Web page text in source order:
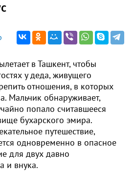
в Ташкент, чтобы
у деда, живущего
отношения, в которых
Мальчик обнаруживает,
попало считавшееся
бухарского эмира.
путешествие,
одновременно в опасное
для двух давно
и внука.